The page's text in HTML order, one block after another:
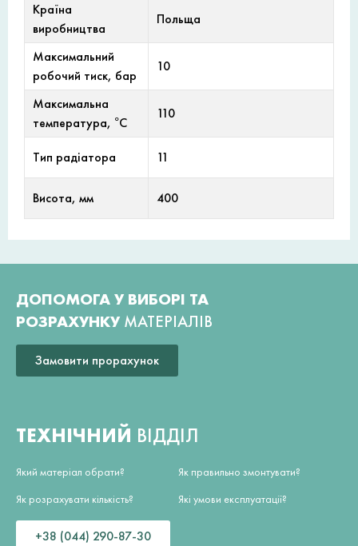
Країна
виробництва
Польща
Максимальний
робочий тиск, бар
10
Максимальна
температура, °С
110
Тип радіатора 11
Висота, мм 400
ДОПОМОГА У ВИБОРІ ТА
РОЗРАХУНКУ МАТЕРІАЛІВ
Замовити прорахунок
ТЕХНІЧНИЙ ВІДДІЛ
Який матеріал обрати?
Як розрахувати кількість?
Як правильно змонтувати?
Які умови експлуатації?
+38 (044) 290-87-30